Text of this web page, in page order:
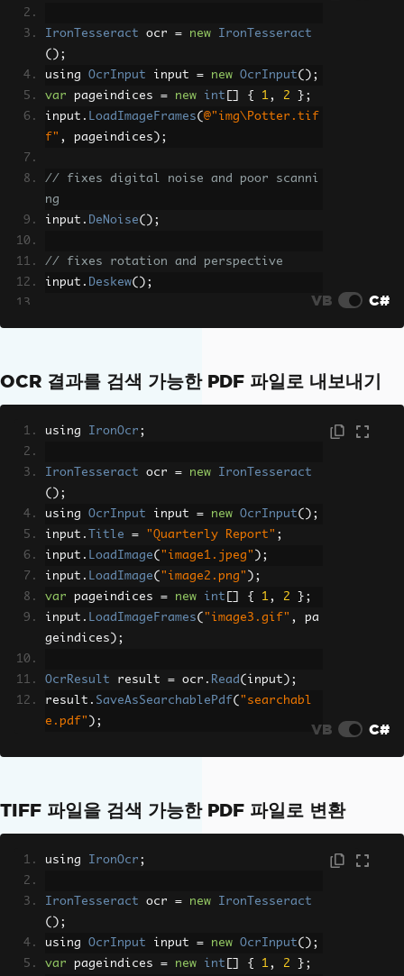
IronTesseract ocr = new
IronTesseract
();
using OcrInput input = new OcrInput();
var pageindices = new int { 1, 2
};
input . LoadImageFrames( @"img\Potter.tif
f" , pageindices );
// fixes digital noise and poor scanni
ng
input . DeNoise();
// fixes rotation and perspective
input . Deskew();
VB C#
OCR 결과를 검색 가능한 PDF 파일로 내보내기
using IronOcr ;
IronTesseract ocr = new
IronTesseract
();
using OcrInput input = new OcrInput();
input . Title = "Quarterly Report" ;
input . LoadImage( "image1.jpeg" );
input . LoadImage( "image2.png" );
var pageindices = new int { 1, 2
};
input . LoadImageFrames( "image3.gif" ,
pa
geindices );
OcrResult result = ocr . Read ( input );
result . SaveAsSearchablePdf( "searchabl
e.pdf" ); VB C#
TIFF 파일을 검색 가능한 PDF 파일로 변환
using IronOcr ;
IronTesseract ocr = new
IronTesseract
();
using OcrInput input = new OcrInput();
var pageindices = new int { 1, 2 };